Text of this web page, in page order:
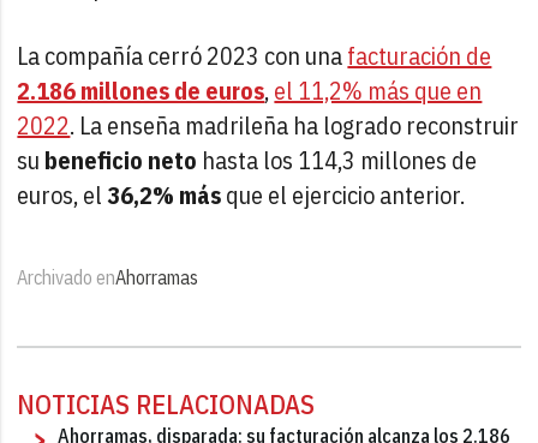
La compañía cerró 2023 con unafacturación de
2.186 millones de euros,el 11,2% más que en
2022. La enseña madrileña ha logrado reconstruir
su beneficio neto hasta los 114,3 millones de
euros, el36,2% másque el ejercicio anterior.
Archivado enAhorramas
NOTICIAS RELACIONADAS
Ahorramas, disparada: su facturación alcanza los 2.186